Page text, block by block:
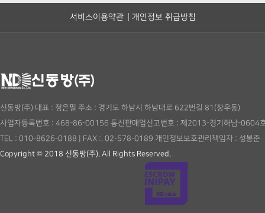
서비스이용약관 개인정보 취급방침
신동방(주) 대표 : 정은필 주소 : 경기도 하남시 하남대로 622번길 81(창우동)
사업자등록번호 : 468-86-00156 통신판매업신고번호 : 제2013-경기하남-0604
TEL : 010-8626-0188
FAX :. 02-578-0189 개인정보보호관리책임자 : 성봉준
Copyright © 2018 신동방(주). All Rights Reserved.